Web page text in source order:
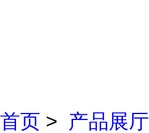
首页 > 产品展厅